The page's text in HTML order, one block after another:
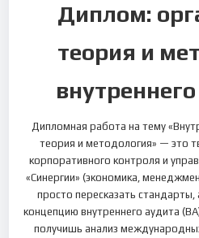
Диплом:
теория и
Дипломная работа на тему
теория и методология» — это
корпоративного контроля и
«Синергии» (экономика,
просто пересказать
концепцию внутреннего аудита
получишь анализ